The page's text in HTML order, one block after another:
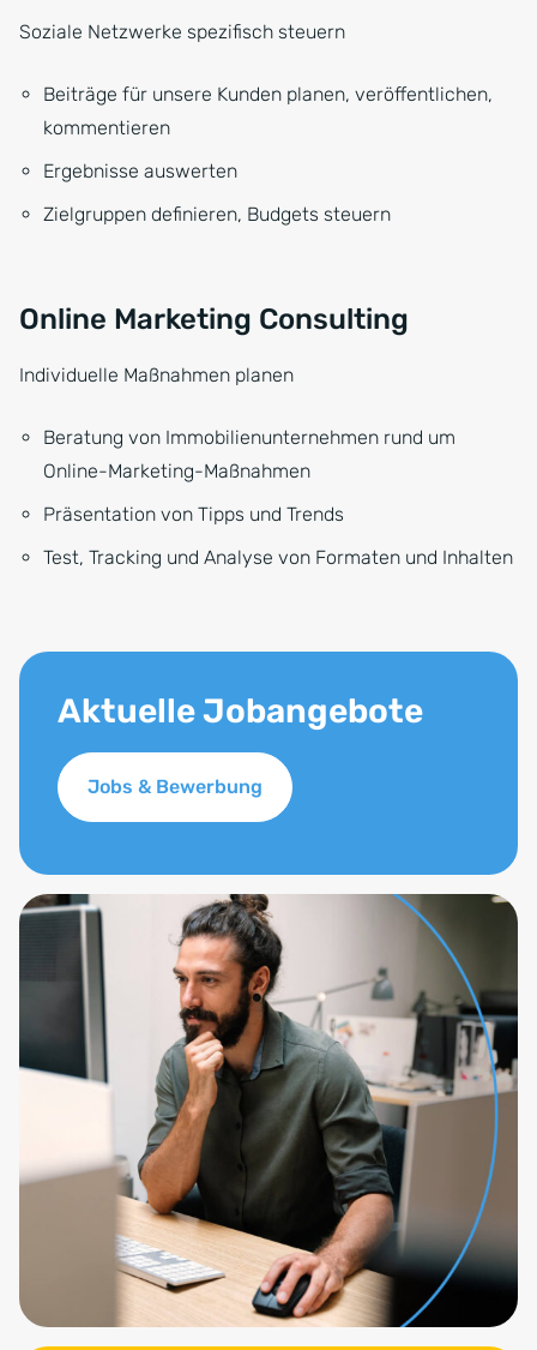
Soziale Netzwerke spezifisch steuern
Beiträge für unsere Kunden planen, veröffentlichen,
kommentieren
Ergebnisse auswerten
Zielgruppen definieren, Budgets steuern
Online Marketing Consulting
Individuelle Maßnahmen planen
Beratung von Immobilienunternehmen rund um
Online-Marketing-Maßnahmen
Präsentation von Tipps und Trends
Test, Tracking und Analyse von Formaten und Inhalten
Aktuelle Jobangebote
Jobs & Bewerbung